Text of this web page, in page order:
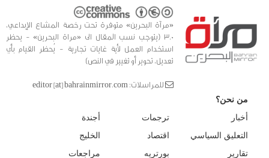
«مرآة البحرين» متوفرة تحت رخصة المشاع الإبداعي،
3.0 (يتوجب نسب المقال الى «مراة البحرين» - يحظر
استخدام العمل لأية غايات تجارية - يُحظر القيام بأي
تعديل، تحوير أو تغيير في النص)
للمراسلات: editor [at] bahrainmirror.com
من نحن؟
أخبار
التعليق السياسي
تقارير
ترجمات
اقتصاد
بورتريه
أجندة
الخليج
مراجعات